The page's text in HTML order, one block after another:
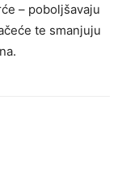
– poboljšavaju
te smanjuju